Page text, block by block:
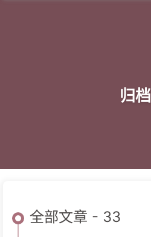
归档
全部文章 - 33